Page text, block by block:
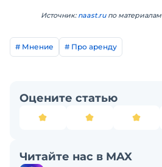
Источник:naast.ruпо материалам
# Мнение # Про аренду
Оцените статью
Читайте нас в MAX